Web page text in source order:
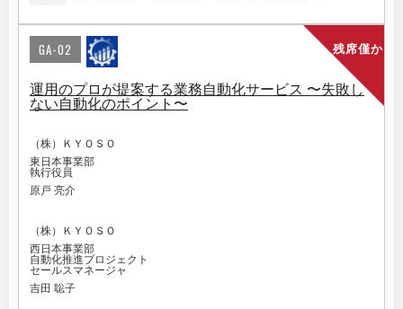
残席僅か
GA-02
運用のプロが提案する業務自動化サービス 〜失敗し
ない自動化のポイント〜
（株）ＫＹＯＳＯ
東日本事業部
執行役員
原戸 亮介
（株）ＫＹＯＳＯ
西日本事業部
自動化推進プロジェクト
セールスマネージャ
吉田 聡子